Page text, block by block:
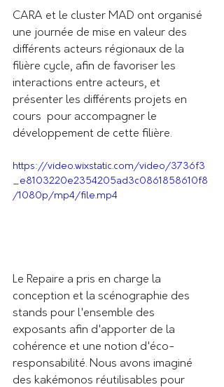
CARA et le cluster MAD ont organisé
une journée de mise en valeur des
différents acteurs régionaux de la
filière cycle, afin de favoriser les
interactions entre acteurs, et
présenter les différents projets en
cours  pour accompagner le
développement de cette filière.
https://video.wixstatic.com/video/3736f3
_e8103220e2354205ad3c0861858610f8
/1080p/mp4/file.mp4
Le Repaire a pris en charge la
conception et la scénographie des
stands pour l'ensemble des
exposants afin d'apporter de la
cohérence et une notion d'éco-
responsabilité. Nous avons imaginé
des kakémonos réutilisables pour